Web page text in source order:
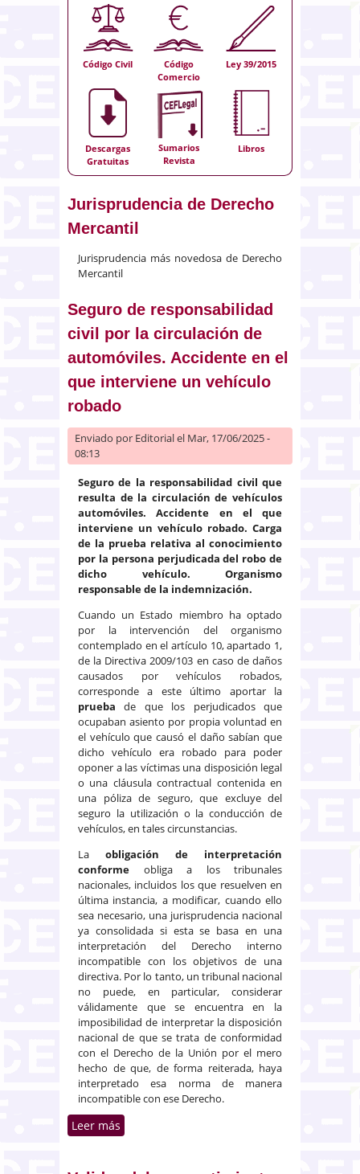
Código Civil
Código
Comercio
Ley 39/2015
Descargas
Gratuitas
Sumarios
Revista
Libros
Jurisprudencia de Derecho
Mercantil
Jurisprudencia más novedosa de Derecho
Mercantil
Seguro de responsabilidad
civil por la circulación de
automóviles. Accidente en el
que interviene un vehículo
robado
Enviado por Editorialel Mar, 17/06/2025 -
08:13
Seguro de la responsabilidad civil que
resulta de la circulación de vehículos
automóviles. Accidente en el que
interviene un vehículo robado. Carga
de la prueba relativa al conocimiento
por la persona perjudicada del robo de
dicho vehículo. Organismo
responsable de la indemnización.
Cuando un Estado miembro ha optado
por la intervención del organismo
contemplado en el artículo 10, apartado 1,
de la Directiva 2009/103 en caso de daños
causados por vehículos robados,
corresponde a este último aportar la
prueba de que los perjudicados que
ocupaban asiento por propia voluntad en
el vehículo que causó el daño sabían que
dicho vehículo era robado para poder
oponer a las víctimas una disposición legal
o una cláusula contractual contenida en
una póliza de seguro, que excluye del
seguro la utilización o la conducción de
vehículos, en tales circunstancias.
La obligación de interpretación
conforme obliga a los tribunales
nacionales, incluidos los que resuelven en
última instancia, a modificar, cuando ello
sea necesario, una jurisprudencia nacional
ya consolidada si esta se basa en una
interpretación del Derecho interno
incompatible con los objetivos de una
directiva. Por lo tanto, un tribunal nacional
no puede, en particular, considerar
válidamente que se encuentra en la
imposibilidad de interpretar la disposición
nacional de que se trata de conformidad
con el Derecho de la Unión por el mero
hecho de que, de forma reiterada, haya
interpretado esa norma de manera
incompatible con ese Derecho.
Leer más